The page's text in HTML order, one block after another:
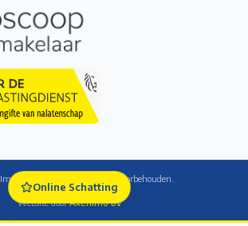
Immo De Laet — Alle rechten voorbehouden.
Cookie-instellingen
Website door Axenimo bv
Online Schatting